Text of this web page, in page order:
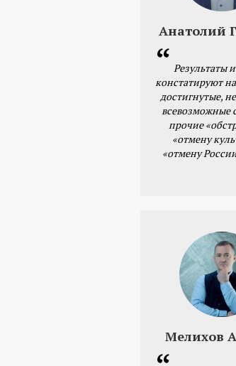
Анатолий
Результаты
констатируют
достигнутые,
всевозможные
прочие
«отмену
«отмену
Мелихов